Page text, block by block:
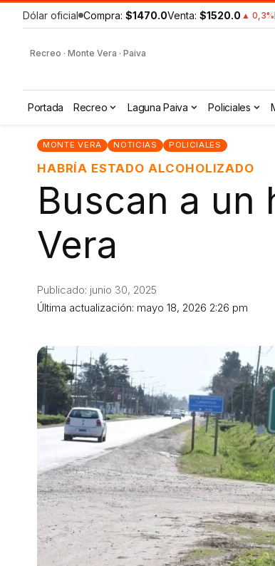
Dólar oficial Compra: $1470.0Venta: $1520.0 ▲ 0,3%
Recreo · Monte Vera · Paiva
Portada Recreo Laguna Paiva Policiales
MONTE VERA NOTICIAS POLICIALES
HABRÍA ESTADO ALCOHOLIZADO
Buscan a un
Vera
Última actualización: mayo 18, 2026 2:26 pm
Publicado: junio 30, 2025